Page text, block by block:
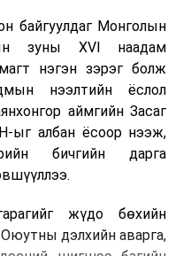
байгуулдаг Монголын
зуны XVI наадам
нэгэн зэрэг болж
нээлтийн ёслол
аймгийн Засаг
ыг албан ёсоор нээж,
бичгийн дарга
жүдо бөхийн
дэлхийн аварга,